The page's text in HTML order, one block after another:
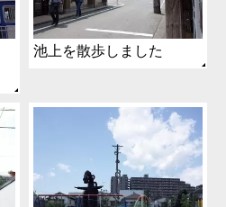
池上を散歩しました